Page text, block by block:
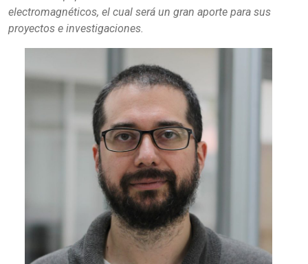
electromagnéticos, el cual será un gran aporte para sus
proyectos e investigaciones.